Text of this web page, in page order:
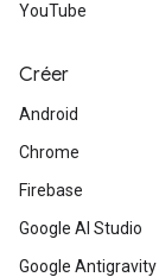
YouTube
Créer
Android
Chrome
Firebase
Google AI Studio
Google Antigravity